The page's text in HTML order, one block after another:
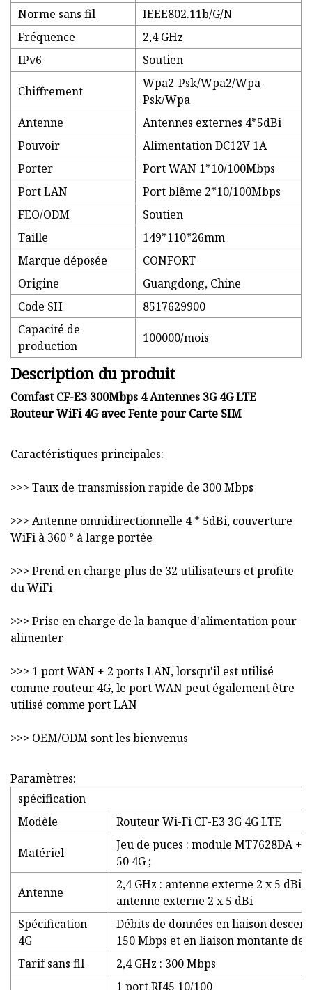
Norme sans fil
IEEE802.11b/G/N
Fréquence
2,4 GHz
IPv6
Soutien
Chiffrement
Wpa2-Psk/Wpa2/Wpa-
Psk/Wpa
Antenne
Antennes externes 4*5dBi
Pouvoir
Alimentation DC12V 1A
Porter
Port WAN 1*10/100Mbps
Port LAN
Port blême 2*10/100Mbps
FEO/ODM
Soutien
Taille
149*110*26mm
Marque déposée
CONFORT
Origine
Guangdong, Chine
Code SH
8517629900
Capacité de
production
100000/mois
Description du produit
Comfast CF-E3 300Mbps 4 Antennes 3G 4G LTE
Routeur WiFi 4G avec Fente pour Carte SIM
Caractéristiques principales:
>>> Taux de transmission rapide de 300 Mbps
>>> Antenne omnidirectionnelle 4 * 5dBi, couverture
WiFi à 360 ° à large portée
>>> Prend en charge plus de 32 utilisateurs et profite
du WiFi
>>> Prise en charge de la banque d'alimentation pour
alimenter
>>> 1 port WAN + 2 ports LAN, lorsqu'il est utilisé
comme routeur 4G, le port WAN peut également être
utilisé comme port LAN
>>> OEM/ODM sont les bienvenus
Paramètres:
spécification
Modèle
Routeur Wi-Fi CF-E3 3G 4G LTE
Matériel
Jeu de puces : module MT7628DA +
50 4G ;
Antenne
2,4 GHz : antenne externe 2 x 5 dBi,
antenne externe 2 x 5 dBi
Spécification
4G
Débits de données en liaison
150 Mbps et en liaison montante de
Tarif sans fil
2,4 GHz : 300 Mbps
1 port RJ45 10/100